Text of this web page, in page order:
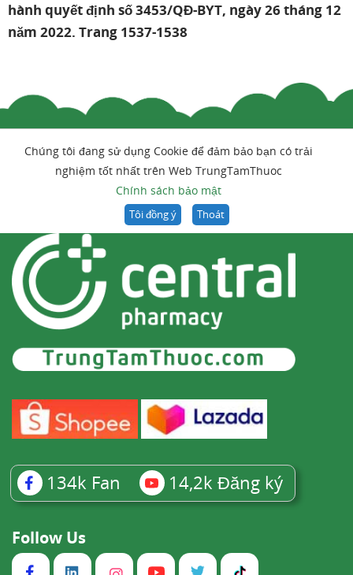
hành quyết định số 3453/QĐ-BYT, ngày 26 tháng 12
năm 2022. Trang 1537-1538
Chúng tôi đang sử dụng Cookie để đảm bảo bạn có trải
nghiệm tốt nhất trên Web TrungTamThuoc
Chính sách bảo mật
Tôi đồng ý Thoát
134k Fan 14,2k Đăng ký
Follow Us